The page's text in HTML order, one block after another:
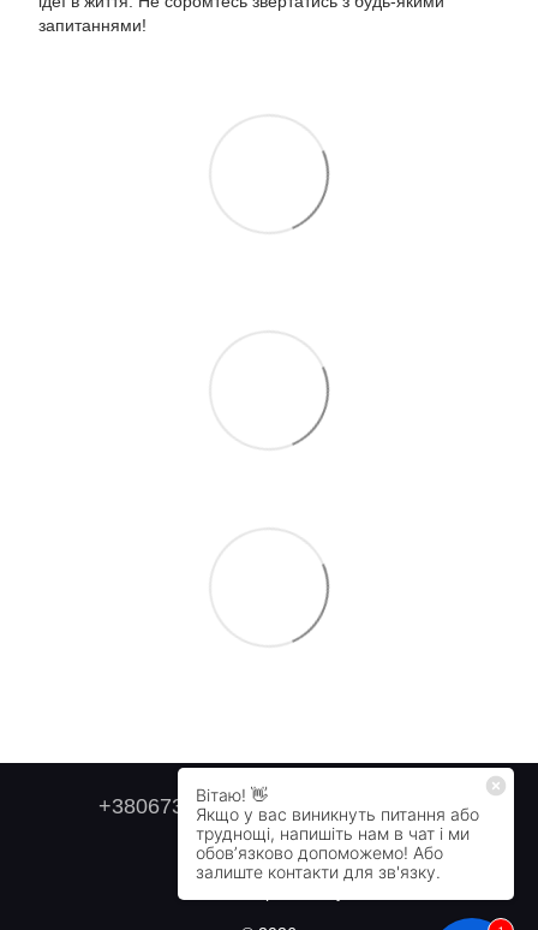
запитаннями!
+380673179749 +380505478711
Контактна інформація